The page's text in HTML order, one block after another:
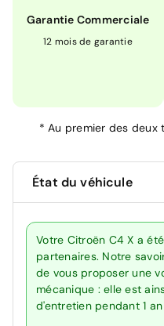
Garantie Commerciale
12 mois de garantie
*Au premier des deux
État du véhicule
Votre Citroën C4 X a
partenaires. Notre
de vous proposer une
mécanique : elle est
d'entretien pendant 1